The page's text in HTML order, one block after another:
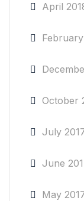
April
October
July
June
May